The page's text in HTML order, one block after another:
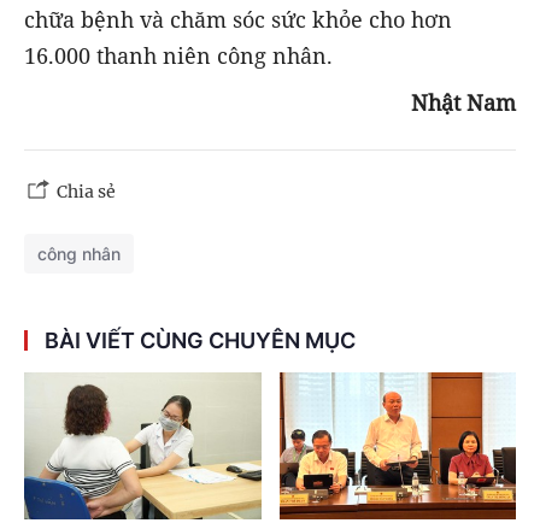
chữa bệnh và chăm sóc sức khỏe cho hơn
16.000 thanh niên công nhân.
Nhật Nam
Chia sẻ
công nhân
BÀI VIẾT CÙNG CHUYÊN MỤC